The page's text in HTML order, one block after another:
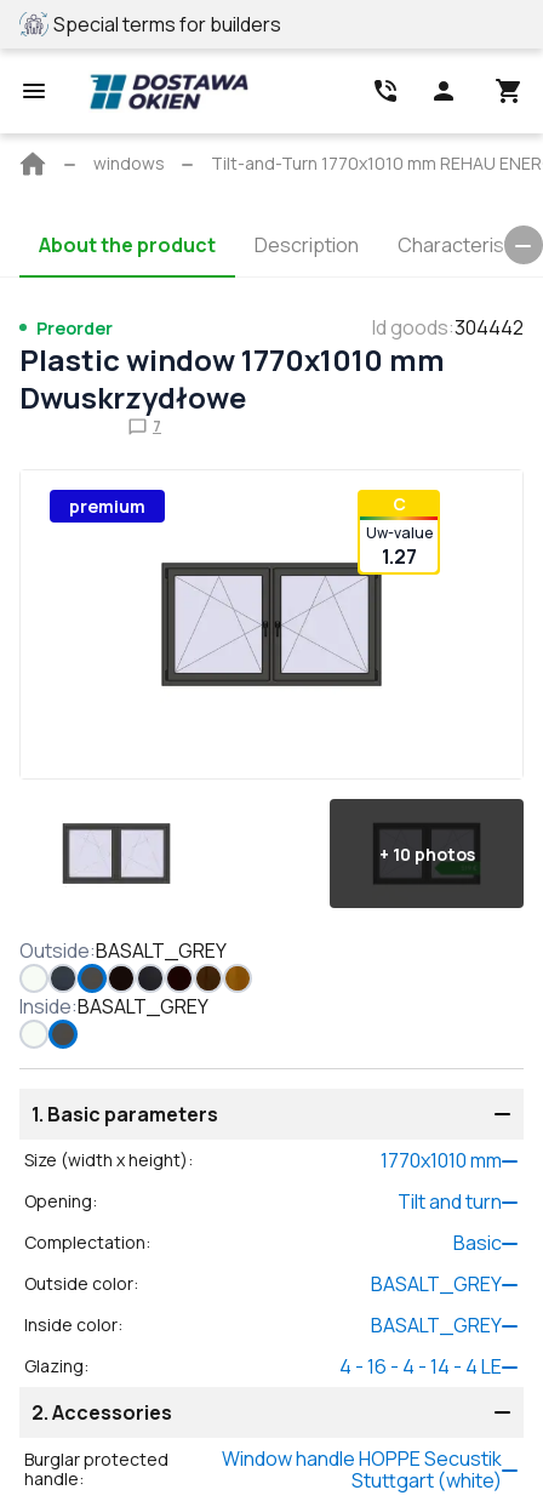
Special terms for builders
Main
windows Tilt-and-Turn 1770x1010 mm REHAU
About the product Description Characteristics
Preorder Id goods:304442
Plastic window 1770x1010 mm
Dwuskrzydłowe
7
premium С
Uw-value
1.27
+ 10 photos
Outside:BASALT_GREY
Inside:BASALT_GREY
1. Basic parameters
Size (width x height): 1770x1010mm
Opening: Tilt and turn
Complectation: Basic
Outside color: BASALT_GREY
Inside color: BASALT_GREY
Glazing:
4 - 16 - 4 - 14 - 4 LE
2.Accessories
Burglar protected
handle:
Window handle HOPPE Secustik
Stuttgart (white)